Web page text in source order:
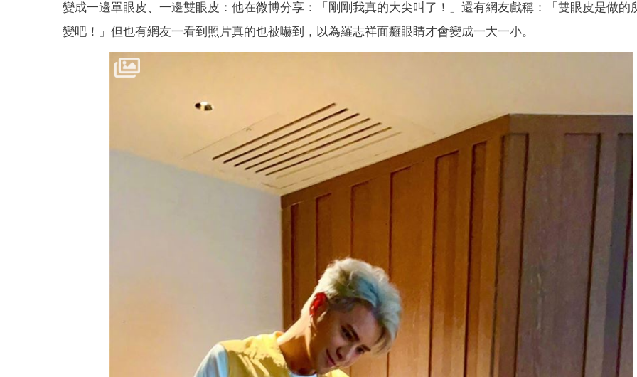
變成一邊單眼皮、一邊雙眼皮：他在微博分享：「剛剛我真的大尖叫了！」還有網友戲稱：「雙眼皮是做的
變吧！」但也有網友一看到照片真的也被嚇到，以為羅志祥面癱眼睛才會變成一大一小。